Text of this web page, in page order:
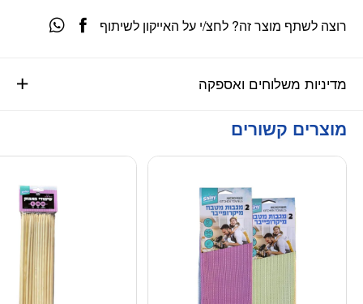
מדיניות משלוחים ואספקה
רוצה לשתף מוצר זה? לחצ/י על האייקון לשיתוף
מוצרים קשורים